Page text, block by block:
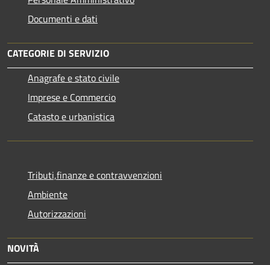
Documenti e dati
CATEGORIE DI SERVIZIO
Anagrafe e stato civile
Imprese e Commercio
Catasto e urbanistica
Tributi,finanze e contravvenzioni
Ambiente
Autorizzazioni
NOVITÀ